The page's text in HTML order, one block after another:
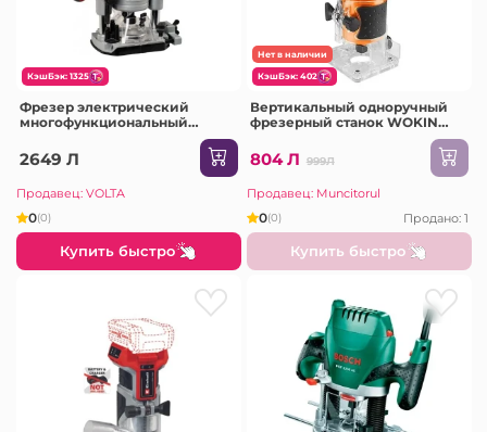
КэшБэк: 1325
Фрезер электрический
многофункциональный
10000 - 30000 об/мин
2649 Л
Продавец: VOLTA
0(0)
Купить быстро
Нет в наличии
КэшБэк: 402
Вертикальный одноручный
фрезерный станок WOKIN
804 Л 999Л
Продавец: Muncitorul
0(0) Продано: 1
Купить быстро